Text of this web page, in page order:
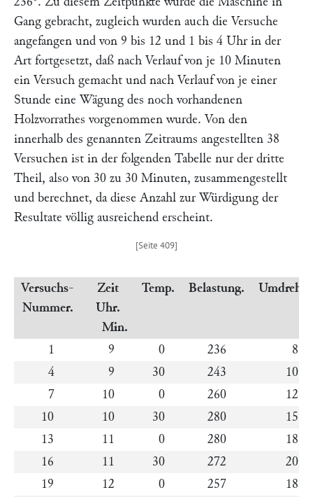
Gang gebracht, zugleich wurden auch die Versuche
angefangen und von 9 bis 12 und 1 bis 4 Uhr in der
Art fortgesetzt, daß nach Verlauf von je 10 Minuten
ein Versuch gemacht und nach Verlauf von je einer
Stunde eine Wägung des noch vorhandenen
Holzvorrathes vorgenommen wurde. Von den
innerhalb des genannten Zeitraums angestellten 38
Versuchen ist in der folgenden Tabelle nur der dritte
Theil, also von 30 zu 30 Minuten, zusammengestellt
und berechnet, da diese Anzahl zur Würdigung der
Resultate völlig ausreichend erscheint.
Versuchs-
Nummer.
Zeit
Uhr.
Min.
Temp. Belastung.
1 9 0 236
8
4
9 30 243
10
7
10 0 260
12
10
10 30 280
15
13
11 0 280
18
16
11 30 272
20
19
12 0 257
18